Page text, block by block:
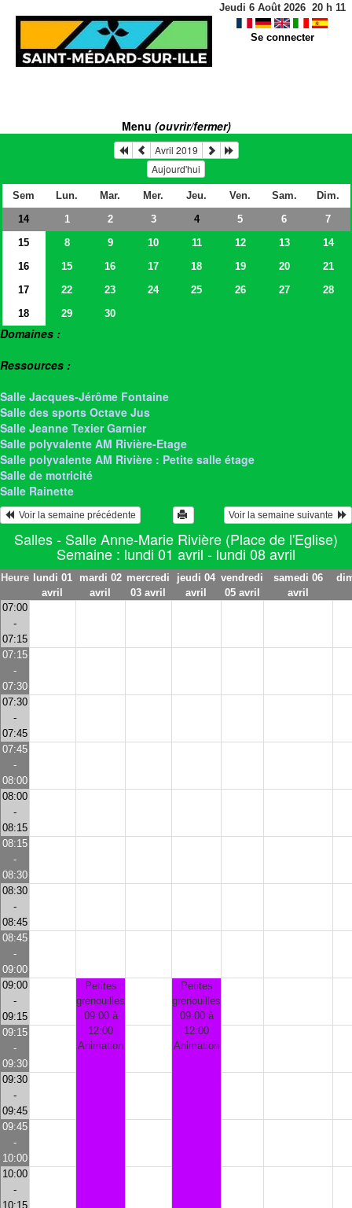
Jeudi 6 Août 2026 20h 11
Se connecter
Menu (ouvrir/fermer)
Avril 2019
Aujourd'hui
Sem Lun. Mar. Mer. Jeu. Ven. Sam.
Dim.
14
1 2 3 4 5 6
7
15
8 9 10 11 12 13
14
16
15 16 17 18 19 20
21
17
22 23 24 25 26 27
28
18
29 30
Domaines :
Ressources :
Salle Jacques-Jérôme Fontaine
Salle des sports Octave Jus
Salle Jeanne Texier Garnier
Salle polyvalente AM Rivière-Etage
Salle polyvalente AM Rivière : Petite salle étage
Salle de motricité
Salle Rainette
  Voir la semaine précédente
Voir la semaine suivante
Salles - Salle Anne-Marie Rivière (Place de l'Eglise)
Semaine : lundi 01 avril - lundi 08 avril
Heure lundi 01
avril
mardi 02
avril
mercredi
03 avril
jeudi 04
avril
vendredi
05 avril
samedi 06
avril
07:00
-
07:15
07:15
-
07:30
07:30
-
07:45
07:45
-
08:00
08:00
-
08:15
08:15
-
08:30
08:30
-
08:45
08:45
-
09:00
09:00
-
09:15
Petites
grenouilles
09:00 à
12:00
Animation
Petites
grenouilles
09:00 à
12:00
Animation
09:15
-
09:30
09:30
-
09:45
09:45
-
10:00
10:00
-
10:15